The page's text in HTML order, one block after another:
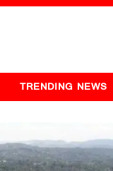
TRENDING NEWS